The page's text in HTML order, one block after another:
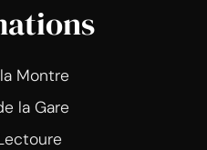
Montre
la Gare